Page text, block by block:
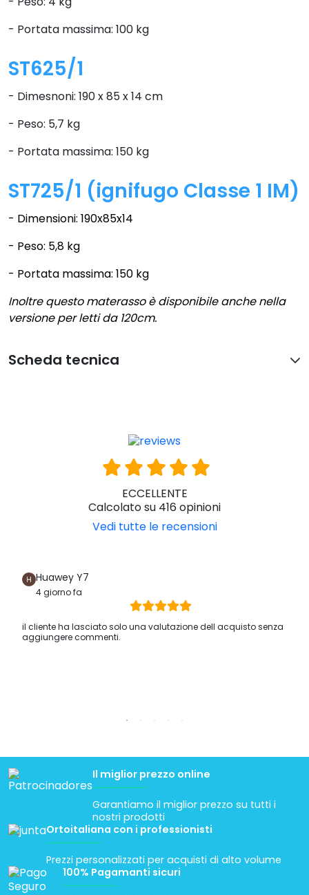
- Portata massima: 100 kg
ST625/1
- Dimesnoni: 190 x 85 x 14 cm
- Peso: 5,7 kg
- Portata massima: 150 kg
ST725/1 (ignifugo Classe 1 IM)
- Dimensioni: 190x85x14
- Peso: 5,8 kg
- Portata massima: 150 kg
Inoltre questo materasso è disponibile anche nella
versione per letti da 120cm.
Scheda tecnica
ECCELLENTE
Calcolato su 416 opinioni
Vedi tutte le recensioni
Huawey Y7
4 giorno fa
il cliente ha lasciato solo una valutazione dell acquisto senza
aggiungere commenti.
Il miglior prezzo online
Garantiamo il miglior prezzo su tutti i
nostri prodotti
Ortoitaliana con i professionisti
Prezzi personalizzati per acquisti di alto volume
100% Pagamanti sicuri